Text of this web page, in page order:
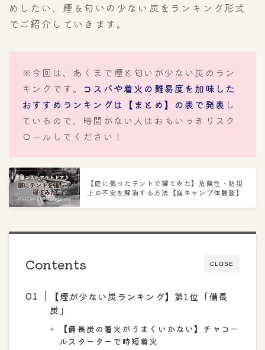
めしたい、煙＆匂いの少ない炭をランキング形式
でご紹介していきます。
※今回は、あくまで煙と匂いが少ない炭のラン
キングです。
コスパや着火の難易度を加味した
おすすめランキングは【まとめ】の表で発表 し
ているので、時間がない人はおもいっきりスク
ロールしてください！
【庭に張ったテントで寝てみた】危険性・防犯
上の不安を解消する方法【庭キャンプ体験談】
CLOSE
Contents
【煙が少ない炭ランキング】第1位「備長
炭」
【備長炭の着火がうまくいかない】チャコー
ルスターターで時短着火